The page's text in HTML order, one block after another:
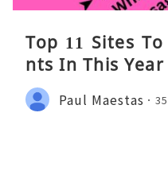
Top 11 Sites
nts In This
Paul Maestas